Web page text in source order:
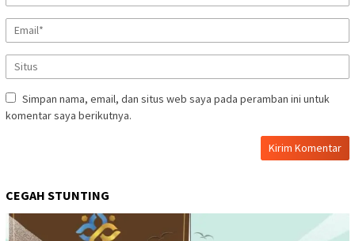
Simpan nama, email, dan situs web saya pada peramban ini untuk
komentar saya berikutnya.
CEGAH STUNTING